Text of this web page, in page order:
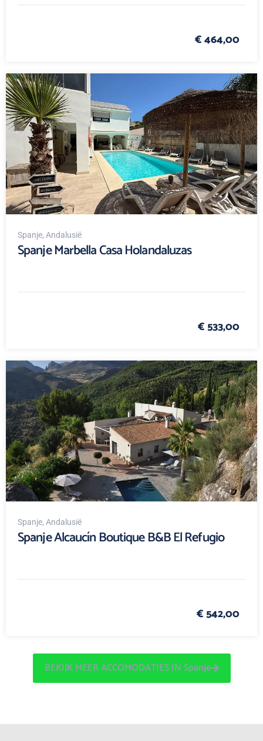
€ 464,00
Spanje, Andalusië
Spanje Marbella Casa Holandaluzas
€ 533,00
Spanje, Andalusië
Spanje Alcaucín Boutique B&B El Refugio
€ 542,00
BEKIJK MEER ACCOMODATIES IN Spanje